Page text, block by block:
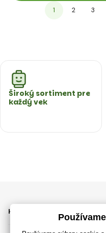
1 2 3
Široký sortiment pre
každý vek
KATEGÓRIE